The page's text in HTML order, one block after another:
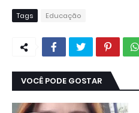
Tags Educação
VOCÊ PODE GOSTAR